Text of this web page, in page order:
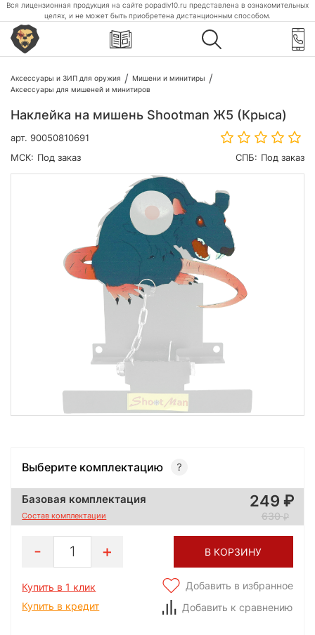
Вся лицензионная продукция на сайте popadiv10.ru представлена в ознакомительных
целях, и не может быть приобретена дистанционным способом.
Аксессуары и ЗИП для оружия
Мишени и минитиры
Аксессуары для мишеней и минитиров
Наклейка на мишень Shootman Ж5 (Крыса)
арт. 90050810691
МСК: Под заказ СПБ: Под заказ
Выберите комплектацию
Базовая комплектация
Состав комплектации
249
630
1 В КОРЗИНУ
Купить в 1 клик
Купить в кредит
Добавить в избранное
Добавить к сравнению